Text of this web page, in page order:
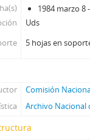
1984 marzo 8
Uds
5 hojas en
Comisión
Archivo Nacional